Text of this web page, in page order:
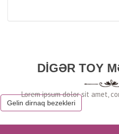
DIGƏR TOY
Gelin dirnaq bezekleri